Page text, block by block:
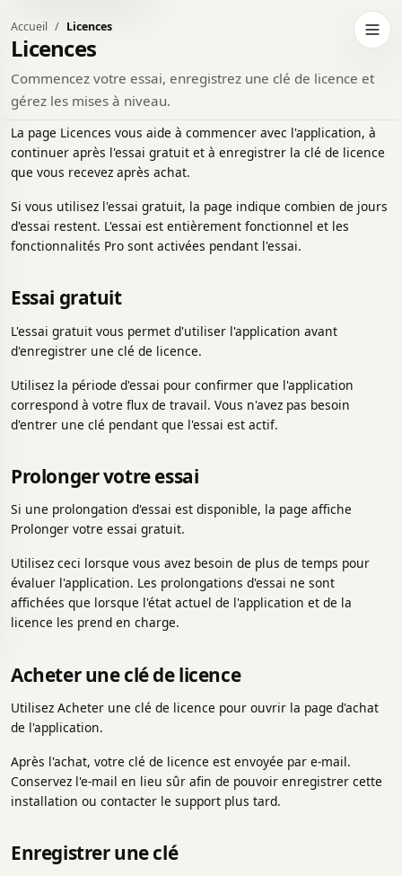
au thème sombre
Accueil Licences
Licences
Commencez votre essai, enregistrez une clé de licence et
gérez les mises à niveau.
La page Licences vous aide à commencer avec l'application, à
continuer après l'essai gratuit et à enregistrer la clé de licence
que vous recevez après achat.
Si vous utilisez l'essai gratuit, la page indique combien de jours
d'essai restent. L'essai est entièrement fonctionnel et les
fonctionnalités Pro sont activées pendant l'essai.
Essai gratuit
L'essai gratuit vous permet d'utiliser l'application avant
d'enregistrer une clé de licence.
Utilisez la période d'essai pour confirmer que l'application
correspond à votre flux de travail. Vous n'avez pas besoin
d'entrer une clé pendant que l'essai est actif.
Prolonger votre essai
Si une prolongation d'essai est disponible, la page affiche
Prolonger votre essai gratuit.
Utilisez ceci lorsque vous avez besoin de plus de temps pour
évaluer l'application. Les prolongations d'essai ne sont
affichées que lorsque l'état actuel de l'application et de la
licence les prend en charge.
Acheter une clé de licence
Utilisez Acheter une clé de licence pour ouvrir la page d'achat
de l'application.
Après l'achat, votre clé de licence est envoyée par e-mail.
Conservez l'e-mail en lieu sûr afin de pouvoir enregistrer cette
installation ou contacter le support plus tard.
Enregistrer une clé